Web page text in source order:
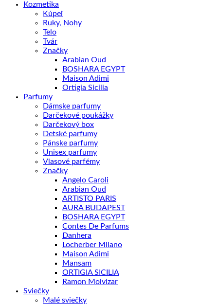
Kozmetika
Kúpeľ
Ruky, Nohy
Telo
Tvár
Značky
Arabian Oud
BOSHARA EGYPT
Maison Adimi
Ortigia Sicilia
Parfumy
Dámske parfumy
Darčekové poukážky
Darčekový box
Detské parfumy
Pánske parfumy
Unisex parfumy
Vlasové parfémy
Značky
Angelo Caroli
Arabian Oud
ARTISTO PARIS
AURA BUDAPEST
BOSHARA EGYPT
Contes De Parfums
Danhera
Locherber Milano
Maison Adimi
Mansam
ORTIGIA SICILIA
Ramon Molvizar
Sviečky
Malé sviečky